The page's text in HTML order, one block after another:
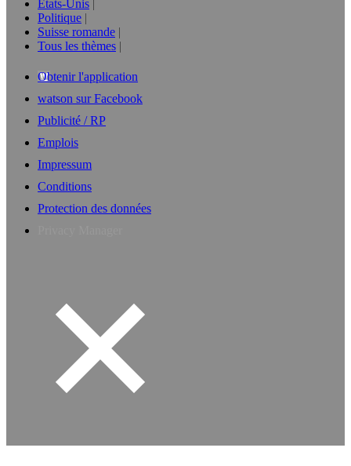
Etats-Unis
Politique
Suisse romande
Tous les thèmes
Obtenir l'application
watson sur Facebook
Publicité / RP
Emplois
Impressum
Conditions
Protection des données